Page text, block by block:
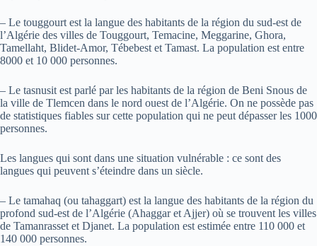
– Le touggourt est la langue des habitants de la région du sud-est de
l’Algérie des villes de Touggourt, Temacine, Meggarine, Ghora,
Tamellaht, Blidet-Amor, Tébebest et Tamast. La population est entre
8000 et 10 000 personnes.
– Le tasnusit est parlé par les habitants de la région de Beni Snous de
la ville de Tlemcen dans le nord ouest de l’Algérie. On ne possède pas
de statistiques fiables sur cette population qui ne peut dépasser les 1000
personnes.
Les langues qui sont dans une situation vulnérable : ce sont des
langues qui peuvent s’éteindre dans un siècle.
– Le tamahaq (ou tahaggart) est la langue des habitants de la région du
profond sud-est de l’Algérie (Ahaggar et Ajjer) où se trouvent les villes
de Tamanrasset et Djanet. La population est estimée entre 110 000 et
140 000 personnes.